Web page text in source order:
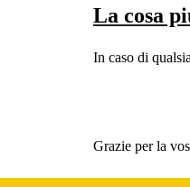
La cosa
In caso di
Grazie per la